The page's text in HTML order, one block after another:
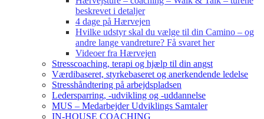
beskrevet i detaljer
4 dage på Hærvejen
Hvilke udstyr skal du vælge til din Camino – og
andre lange vandreture? Få svaret her
Videoer fra Hærvejen
Stresscoaching, terapi og hjælp til din angst
Værdibaseret, styrkebaseret og anerkendende ledelse
Stresshåndtering på arbejdspladsen
Ledersparring, -udvikling og -uddannelse
MUS – Medarbejder Udviklings Samtaler
IN-HOUSE COACHING